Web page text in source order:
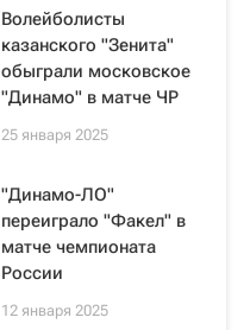
Волейболисты
казанского "Зенита"
обыграли московское
"Динамо" в матче ЧР
25 января 2025
"Динамо-ЛО"
переиграло "Факел" в
матче чемпионата
России
12 января 2025